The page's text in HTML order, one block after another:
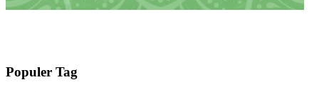
Populer Tag